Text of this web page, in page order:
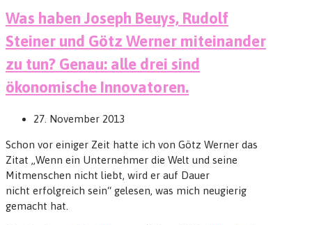
Was haben Joseph Beuys, Rudolf
Steiner und Götz Werner miteinander
zu tun? Genau: alle drei sind
ökonomische Innovatoren.
27. November 2013
Schon vor einiger Zeit hatte ich von Götz Werner das
Zitat „Wenn ein Unternehmer die Welt und seine
Mitmenschen nicht liebt, wird er auf Dauer
nicht erfolgreich sein“ gelesen, was mich neugierig
gemacht hat.